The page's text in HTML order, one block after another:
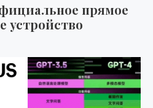
прямое
устройство